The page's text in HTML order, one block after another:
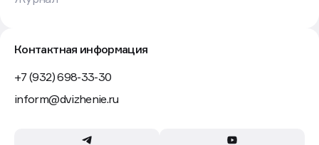
Контактная информация
+7 (932) 698-33-30
inform@dvizhenie.ru